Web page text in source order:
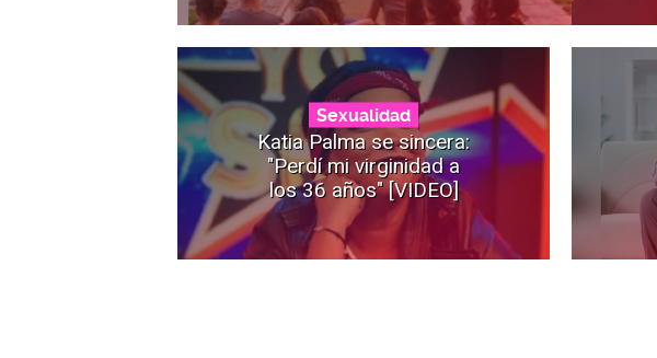
Sexualidad
Katia Palma se sincera:
"Perdí mi virginidad a
los 36 años" [VIDEO]